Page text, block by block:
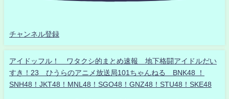
チャンネル登録
アイドッフル！ ワタクシ的まとめ速報 地下格闘アイドルだい
すき！23 ひうらのアニメ放送局101ちゃんねる BNK48 ！
SNH48！JKT48！MNL48！SGO48！GNZ48！STU48！SKE48